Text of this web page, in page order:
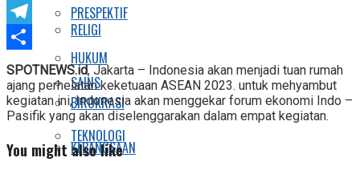
PRESPEKTIF
HUKUM
BIROKRASI
KEBANGSAAN
RELIGI
SAINS
TEKNOLOGI
Twitter
Telegram
Share
SPOTNEWS.id, Jakarta – Indonesia akan menjadi tuan rumah
ajang perhelatan keketuaan ASEAN 2023. untuk mehyambut
kegiatan ini, Indonesia akan menggekar forum ekonomi Indo –
Pasifik yang akan diselenggarakan dalam empat kegiatan.
You might also like